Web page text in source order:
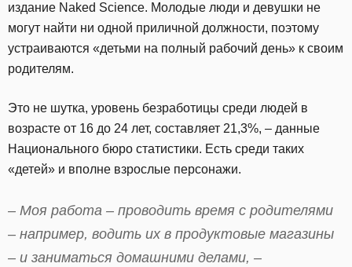
издание Naked Science. Молодые люди и девушки не
могут найти ни одной приличной должности, поэтому
устраиваются «детьми на полный рабочий день» к своим
родителям.
Это не шутка, уровень безработицы среди людей в
возрасте от 16 до 24 лет, составляет 21,3%, – данные
Национального бюро статистики. Есть среди таких
«детей» и вполне взрослые персонажи.
– Моя работа – проводить время с родителями
– например, водить их в продуктовые магазины
– и заниматься домашними делами, –